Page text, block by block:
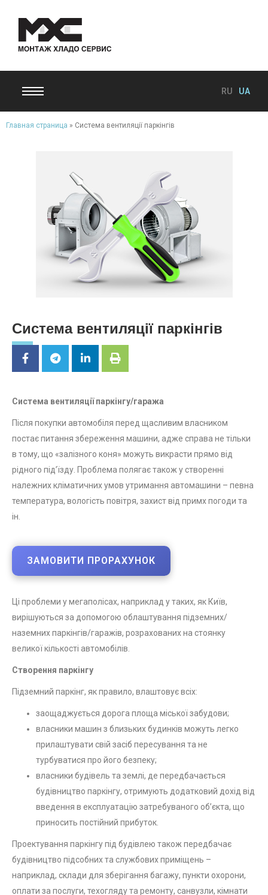
RU UA
Главная страница » Система вентиляції паркінгів
Система вентиляції паркінгів
Система вентиляції паркінгу/гаража
Після покупки автомобіля перед щасливим власником
постає питання збереження машини, адже справа не тільки
в тому, що «залізного коня» можуть викрасти прямо від
рідного під’їзду. Проблема полягає також у створенні
належних кліматичних умов утримання автомашини – певна
температура, вологість повітря, захист від примх погоди та
ін.
ЗАМОВИТИ ПРОРАХУНОК
Ці проблеми у мегаполісах, наприклад у таких, як Київ,
вирішуються за допомогою облаштування підземних/
наземних паркінгів/гаражів, розрахованих на стоянку
великої кількості автомобілів.
Створення паркінгу
Підземний паркінг, як правило, влаштовує всіх:
заощаджується дорога площа міської забудови;
власники машин з близьких будинків можуть легко
прилаштувати свій засіб пересування та не
турбуватися про його безпеку;
власники будівель та землі, де передбачається
будівництво паркінгу, отримують додатковий дохід від
введення в експлуатацію затребуваного об’єкта, що
приносить постійний прибуток.
Проектування паркінгу під будівлею також передбачає
будівництво підсобних та службових приміщень –
наприклад, склади для зберігання багажу, пункти охорони,
оплати за послуги, техогляду та ремонту, санвузли, кімнати